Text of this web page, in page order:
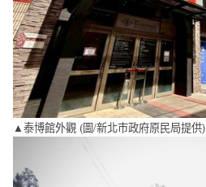
▲泰博館外觀 (圖/新北市政府原民局提供)